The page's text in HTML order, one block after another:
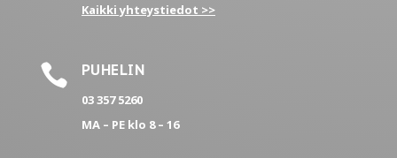
Kaikki yhteystiedot >>
 PUHELIN
03 357 5260
MA – PE klo 8 – 16